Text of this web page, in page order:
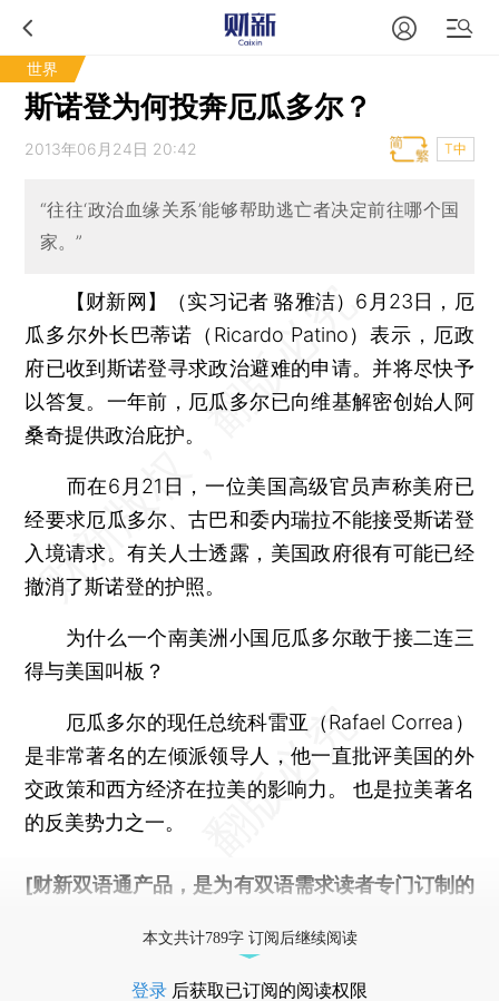
世界
斯诺登为何投奔厄瓜多尔？
2013年06月24日 20:42 T中
“往往‘政治血缘关系’能够帮助逃亡者决定前往哪个国
家。”
【财新网】（实习记者 骆雅洁） 6月23日，厄
瓜多尔外长巴蒂诺（Ricardo Patino）表示，厄政
府已收到斯诺登寻求政治避难的申请。并将尽快予
以答复。一年前，厄瓜多尔已向维基解密创始人阿
桑奇提供政治庇护。
而在6月21日，一位美国高级官员声称美府已
经要求厄瓜多尔、古巴和委内瑞拉不能接受斯诺登
入境请求。有关人士透露，美国政府很有可能已经
撤消了斯诺登的护照。
为什么一个南美洲小国厄瓜多尔敢于接二连三
得与美国叫板？
厄瓜多尔的现任总统科雷亚（Rafael Correa）
是非常著名的左倾派领导人，他一直批评美国的外
交政策和西方经济在拉美的影响力。 也是拉美著名
的反美势力之一。
[财新双语通产品，是为有双语需求读者专门订制的
本文共计789字 订阅后继续阅读
登录 后获取已订阅的阅读权限